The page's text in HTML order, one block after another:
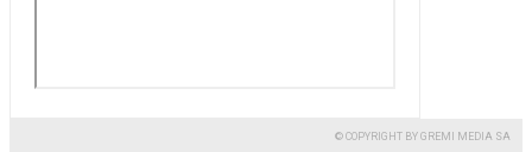
© COPYRIGHT BY GREMI MEDIA SA